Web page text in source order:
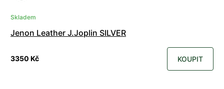
Skladem
Jenon Leather J.Joplin SILVER
3350 Kč KOUPIT